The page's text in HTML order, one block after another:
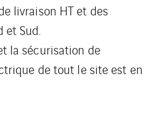
livraison HT et des
et Sud.
la sécurisation de
de tout le site est en